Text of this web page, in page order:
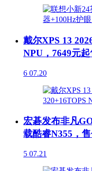
戴尔XPS 13
NPU，7649元起
6 07.20
宏碁发布非凡
载酷睿N355，
5 07.21